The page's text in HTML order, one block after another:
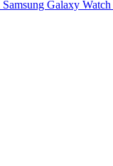
Samsung Galaxy